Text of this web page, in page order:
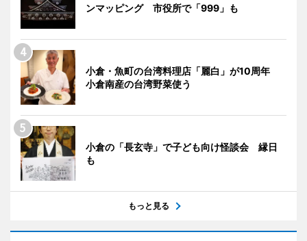
ンマッピング 市役所で「999」も
小倉・魚町の台湾料理店「麗白」が10周年
小倉南産の台湾野菜使う
小倉の「長玄寺」で子ども向け怪談会 縁日
も
もっと見る